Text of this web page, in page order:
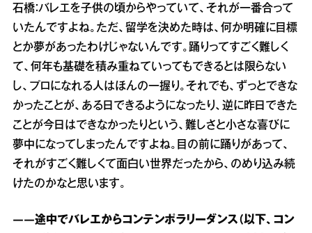
石橋：バレエを子供の頃からやっていて、それが一番合って
いたんですよね。ただ、留学を決めた時は、何か明確に目標
とか夢があったわけじゃないんです。踊りってすごく難しく
て、何年も基礎を積み重ねていってもできるとは限らない
し、プロになれる人はほんの一握り。それでも、ずっとできな
かったことが、ある日できるようになったり、逆に昨日できた
ことが今日はできなかったりという、難しさと小さな喜びに
夢中になってしまったんですよね。目の前に踊りがあって、
それがすごく難しくて面白い世界だったから、のめり込み続
けたのかなと思います。
――途中でバレエからコンテンポラリーダンス（以下、コン